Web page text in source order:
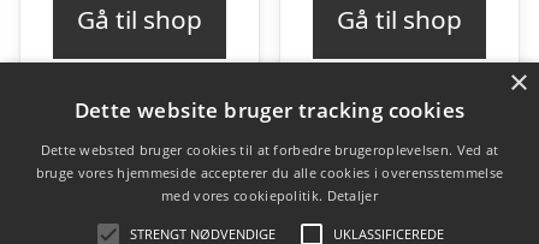
Gå til shop Gå til shop
Varekategorier
Produkter
×
Dette website bruger tracking cookies
Dette websted bruger cookies til at forbedre brugeroplevelsen. Ved at
bruge vores hjemmeside accepterer du alle cookies i overensstemmelse
med vores cookiepolitik. Detaljer
STRENGT NØDVENDIGE UKLASSIFICEREDE